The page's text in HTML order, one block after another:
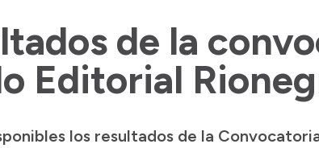
de la
Editorial
los resultados de la